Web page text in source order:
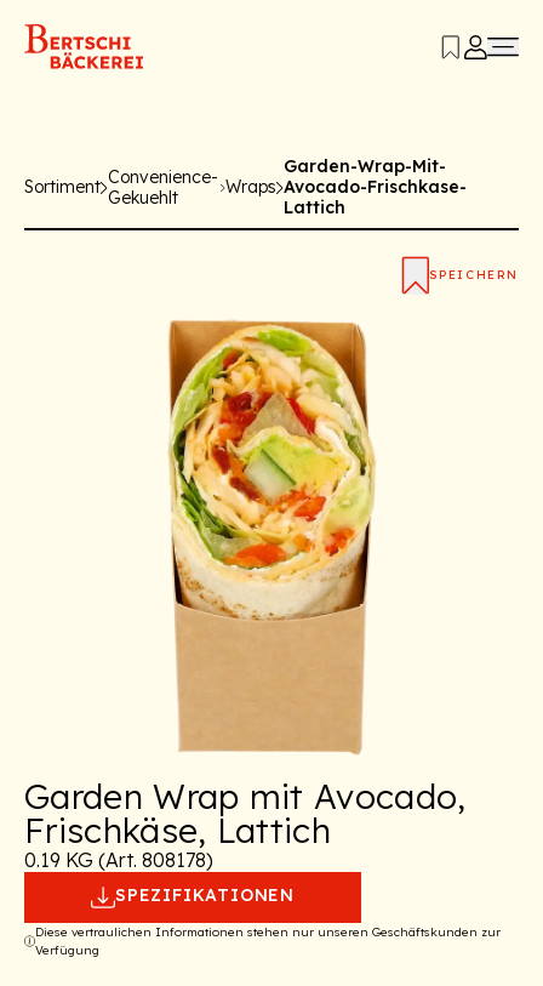
Sortiment Convenience-
Gekuehlt
Wraps
Garden-Wrap-Mit-
Avocado-Frischkase-
Lattich
SPEICHERN
Garden Wrap mit Avocado,
Frischkäse, Lattich
0.19 KG (Art. 808178)
SPEZIFIKATIONEN
Diese vertraulichen Informationen stehen nur unseren Geschäftskunden zur
Verfügung